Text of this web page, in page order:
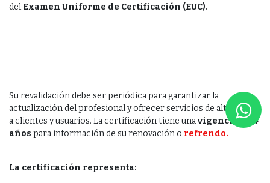
del Examen Uniforme de Certificación (EUC).
Su revalidación debe ser periódica para garantizar la
actualización del profesional y ofrecer servicios de alta calidad
a clientes y usuarios. La certificación tiene unavigencia de 4
años para información de su renovación o refrendo.
La certificación representa: